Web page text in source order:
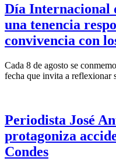
Día Internacional
una tenencia
convivencia con
Cada 8 de agosto se
fecha que invita a reflexionar
Periodista José
protagoniza
Condes